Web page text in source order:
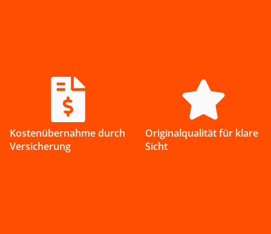
Kosten­übernahme durch
Versicherung
Original­qualität für klare
Sicht